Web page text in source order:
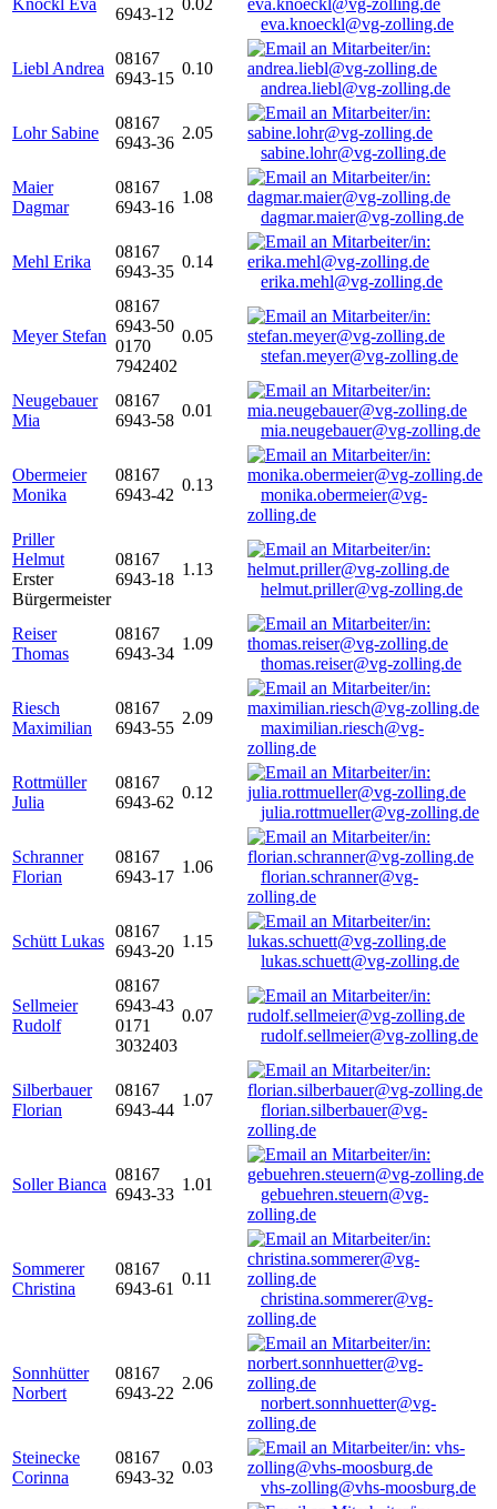
Knöckl Eva
6943-12
0.02
eva.knoeckl@vg-zolling.de
Liebl Andrea
08167
6943-15
0.10
andrea.liebl@vg-zolling.de
Lohr Sabine
08167
6943-36
2.05
sabine.lohr@vg-zolling.de
Maier
Dagmar
08167
6943-16
1.08
dagmar.maier@vg-zolling.de
Mehl Erika
08167
6943-35
0.14
erika.mehl@vg-zolling.de
Meyer Stefan
08167
6943-50
0170
7942402
0.05
stefan.meyer@vg-zolling.de
Neugebauer
Mia
08167
6943-58
0.01
mia.neugebauer@vg-zolling.de
Obermeier
Monika
08167
6943-42
0.13
monika.obermeier@vg-
zolling.de
Priller
Helmut
Erster
Bürgermeister
08167
6943-18
1.13
helmut.priller@vg-zolling.de
Reiser
Thomas
08167
6943-34
1.09
thomas.reiser@vg-zolling.de
Riesch
Maximilian
08167
6943-55
2.09
maximilian.riesch@vg-
zolling.de
Rottmüller
Julia
08167
6943-62
0.12
julia.rottmueller@vg-zolling.de
Schranner
Florian
08167
6943-17
1.06
florian.schranner@vg-
zolling.de
Schütt Lukas
08167
6943-20
1.15
lukas.schuett@vg-zolling.de
Sellmeier
Rudolf
08167
6943-43
0171
3032403
0.07
rudolf.sellmeier@vg-zolling.de
Silberbauer
Florian
08167
6943-44
1.07
florian.silberbauer@vg-
zolling.de
Soller Bianca
08167
6943-33
1.01
gebuehren.steuern@vg-
zolling.de
Sommerer
Christina
08167
6943-61
0.11
christina.sommerer@vg-
zolling.de
Sonnhütter
Norbert
08167
6943-22
2.06
norbert.sonnhuetter@vg-
zolling.de
Steinecke
Corinna
08167
6943-32
0.03
vhs-zolling@vhs-moosburg.de